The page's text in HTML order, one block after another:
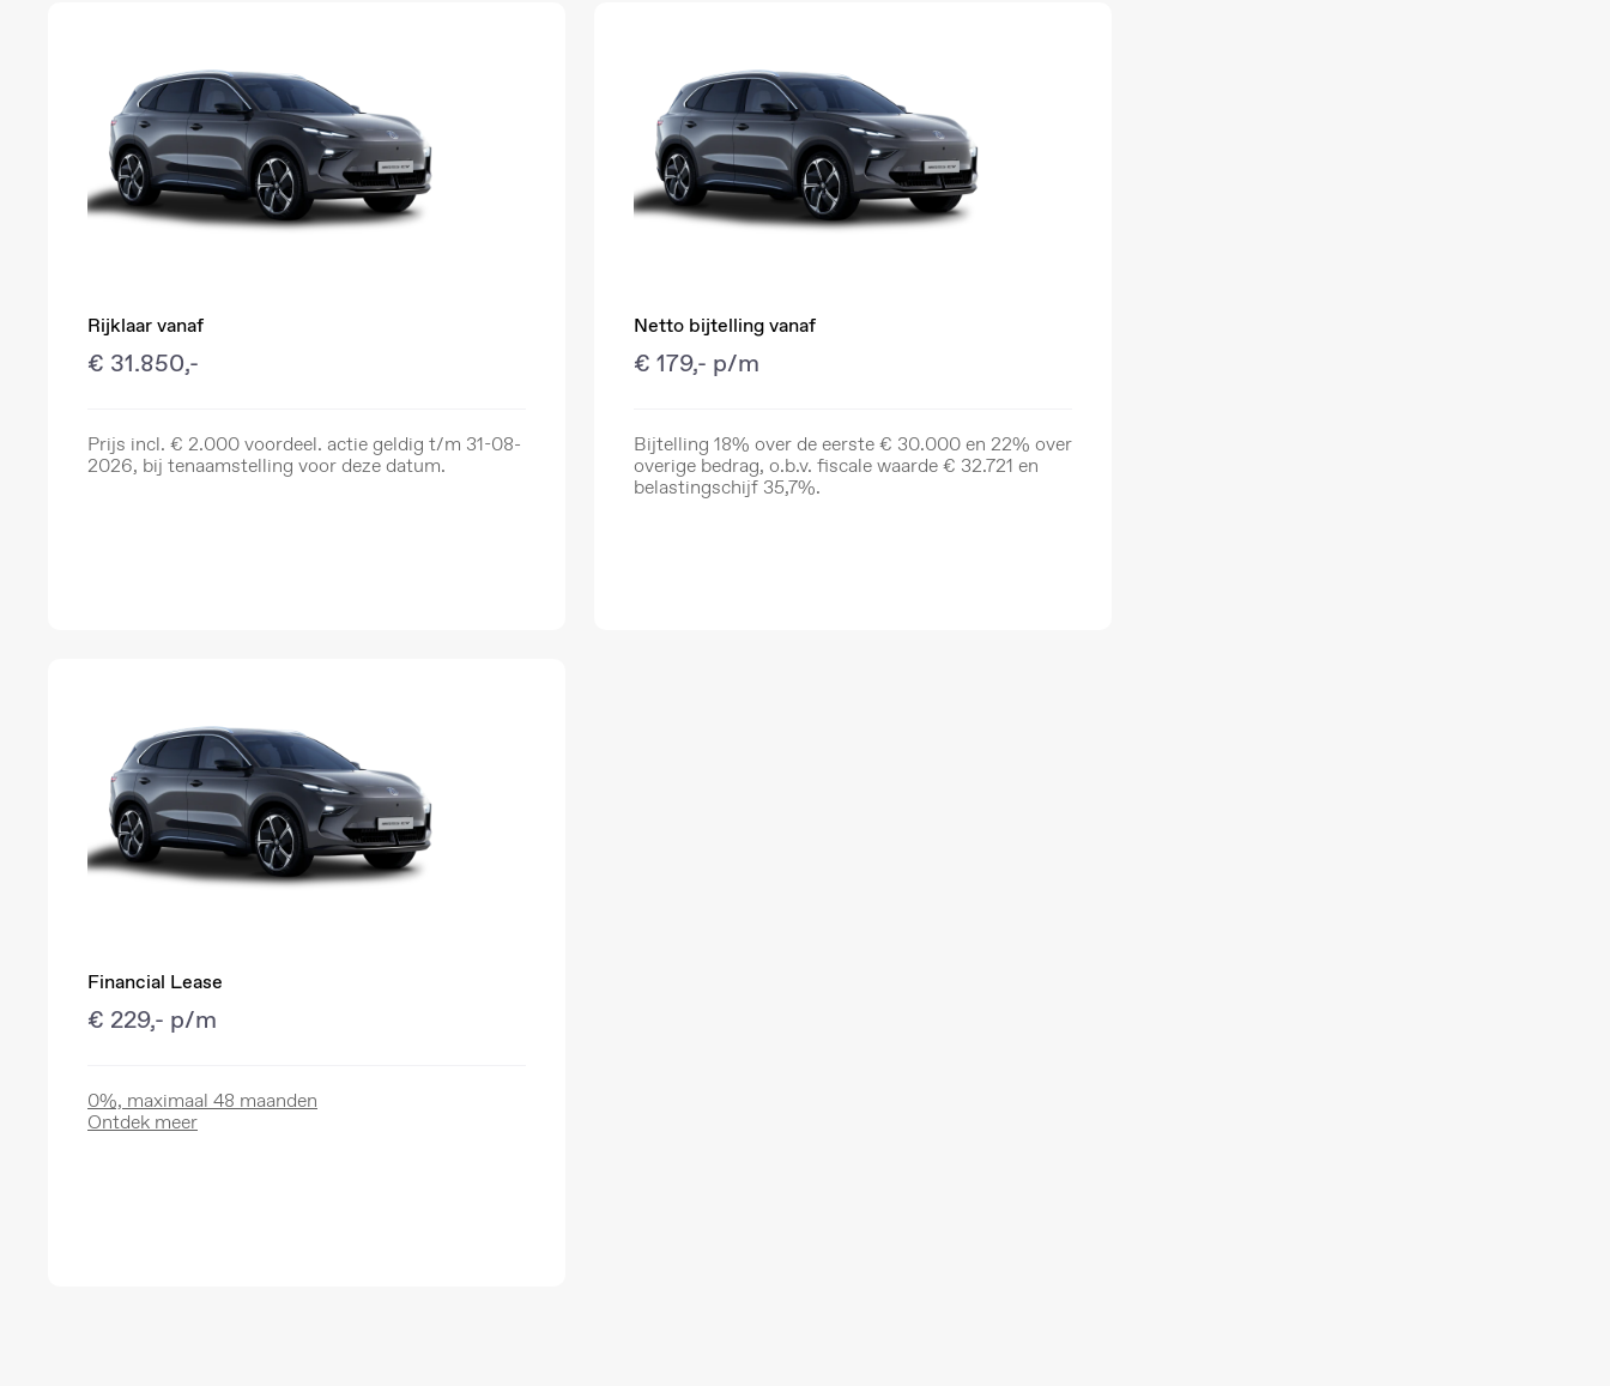
Rijklaar vanaf
€ 31.850,-
Prijs incl. € 2.000 voordeel. actie geldig t/m 31-08-
2026, bij tenaamstelling voor deze datum.
Netto bijtelling vanaf
€ 179,- p/m
Bijtelling 18% over de eerste € 30.000 en 22% over
overige bedrag, o.b.v. fiscale waarde € 32.721 en
belastingschijf 35,7%.
Financial Lease
€ 229,- p/m
0%, maximaal 48 maanden
Ontdek meer